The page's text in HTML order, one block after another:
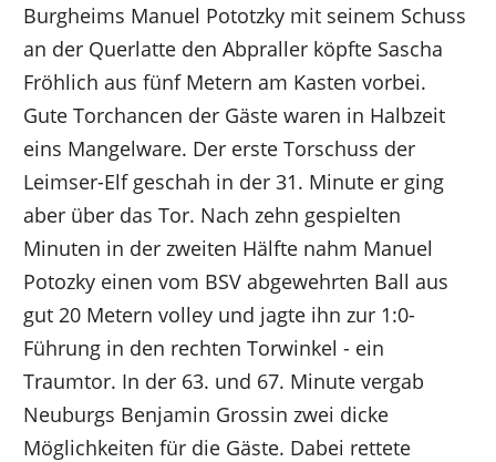
Burgheims Manuel Pototzky mit seinem Schuss
an der Querlatte den Abpraller köpfte Sascha
Fröhlich aus fünf Metern am Kasten vorbei.
Gute Torchancen der Gäste waren in Halbzeit
eins Mangelware. Der erste Torschuss der
Leimser-Elf geschah in der 31. Minute er ging
aber über das Tor. Nach zehn gespielten
Minuten in der zweiten Hälfte nahm Manuel
Potozky einen vom BSV abgewehrten Ball aus
gut 20 Metern volley und jagte ihn zur 1:0-
Führung in den rechten Torwinkel - ein
Traumtor. In der 63. und 67. Minute vergab
Neuburgs Benjamin Grossin zwei dicke
Möglichkeiten für die Gäste. Dabei rettete